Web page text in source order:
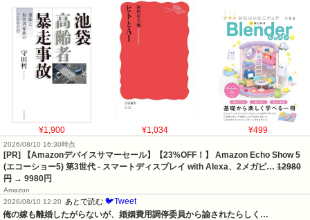
¥1,900 ¥1,034 ¥499
2026/08/10 16:30時点
[PR] 【Amazonデバイスサマーセール】【23%OFF！】 Amazon Echo Show 5
(エコーショー5) 第3世代 - スマートディスプレイ with Alexa、2メガピ… 12980
円 → 9980円
Amazon
2026/08/10 12:20
あとで読む 🐦Tweet
俺の嫁も離婚したがらないが、婚姻費用調停委員から諭されたらしく…